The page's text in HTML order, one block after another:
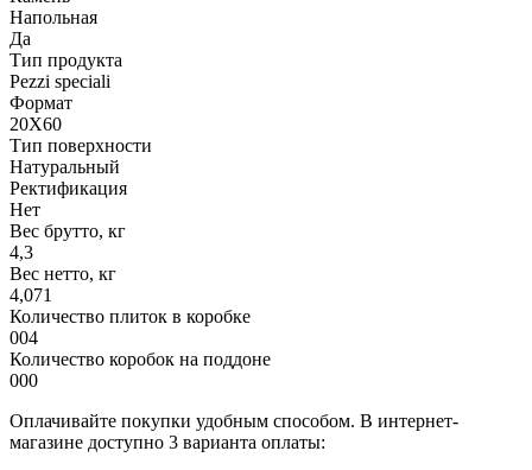
Напольная
Да
Тип продукта
Pezzi speciali
Формат
20X60
Тип поверхности
Натуральный
Ректификация
Нет
Вес брутто, кг
4,3
Вес нетто, кг
4,071
Количество плиток в коробке
004
Количество коробок на поддоне
000
Оплачивайте покупки удобным способом. В интернет-
магазине доступно 3 варианта оплаты: